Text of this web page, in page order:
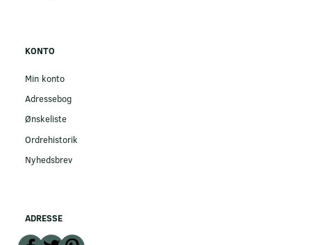
KONTO
Min konto
Adressebog
Ønskeliste
Ordrehistorik
Nyhedsbrev
ADRESSE